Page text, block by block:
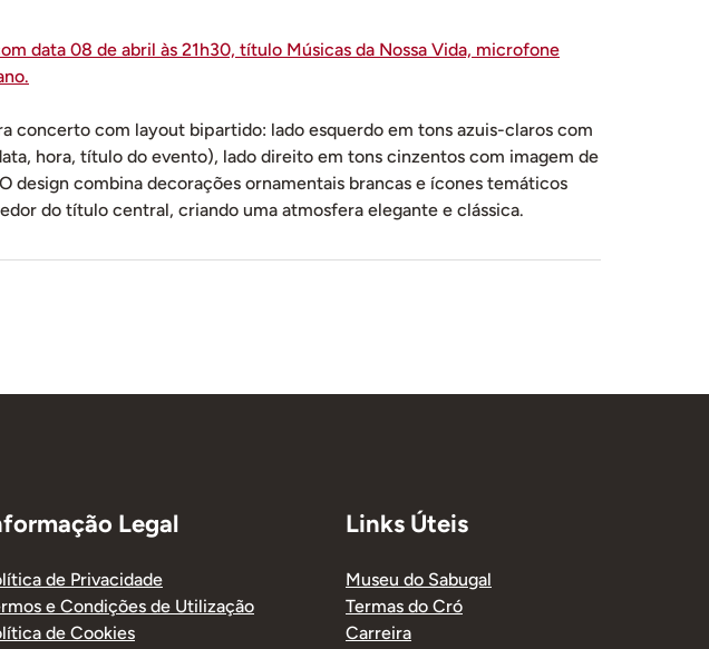
concerto com layout bipartido: lado esquerdo em tons azuis-claros com
hora, título do evento), lado direito em tons cinzentos com imagem de
design combina decorações ornamentais brancas e ícones temáticos
do título central, criando uma atmosfera elegante e clássica.
Legal
de Privacidade
e Condições de Utilização
de Cookies
Links Úteis
Museu do Sabugal
Termas do Cró
Carreira